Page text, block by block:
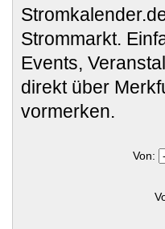
Strommarkt.
Events,
direkt über
vormerken.
Von: